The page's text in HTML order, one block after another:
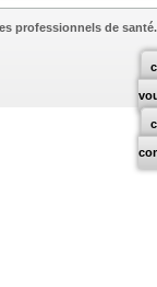
professionnels de santé.